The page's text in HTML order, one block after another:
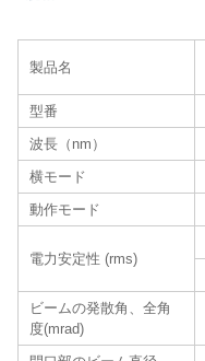
製品名
型番
波長（nm）
横モード
動作モード
電力安定性 (rms)
ビームの発散角、全角
度(mrad)